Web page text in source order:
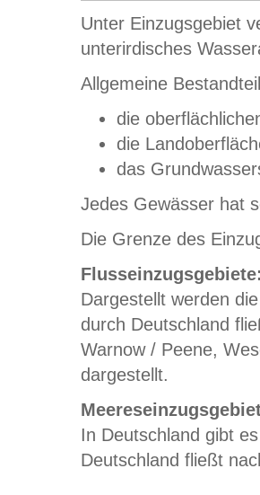
Unter Einzugsgebiet
unterirdisches
Allgemeine
die
die
das
Jedes Gewässer hat
Die Grenze des
Dargestellt werden
durch Deutschland
Warnow / Peene,
dargestellt.
In Deutschland gibt
Deutschland fließt